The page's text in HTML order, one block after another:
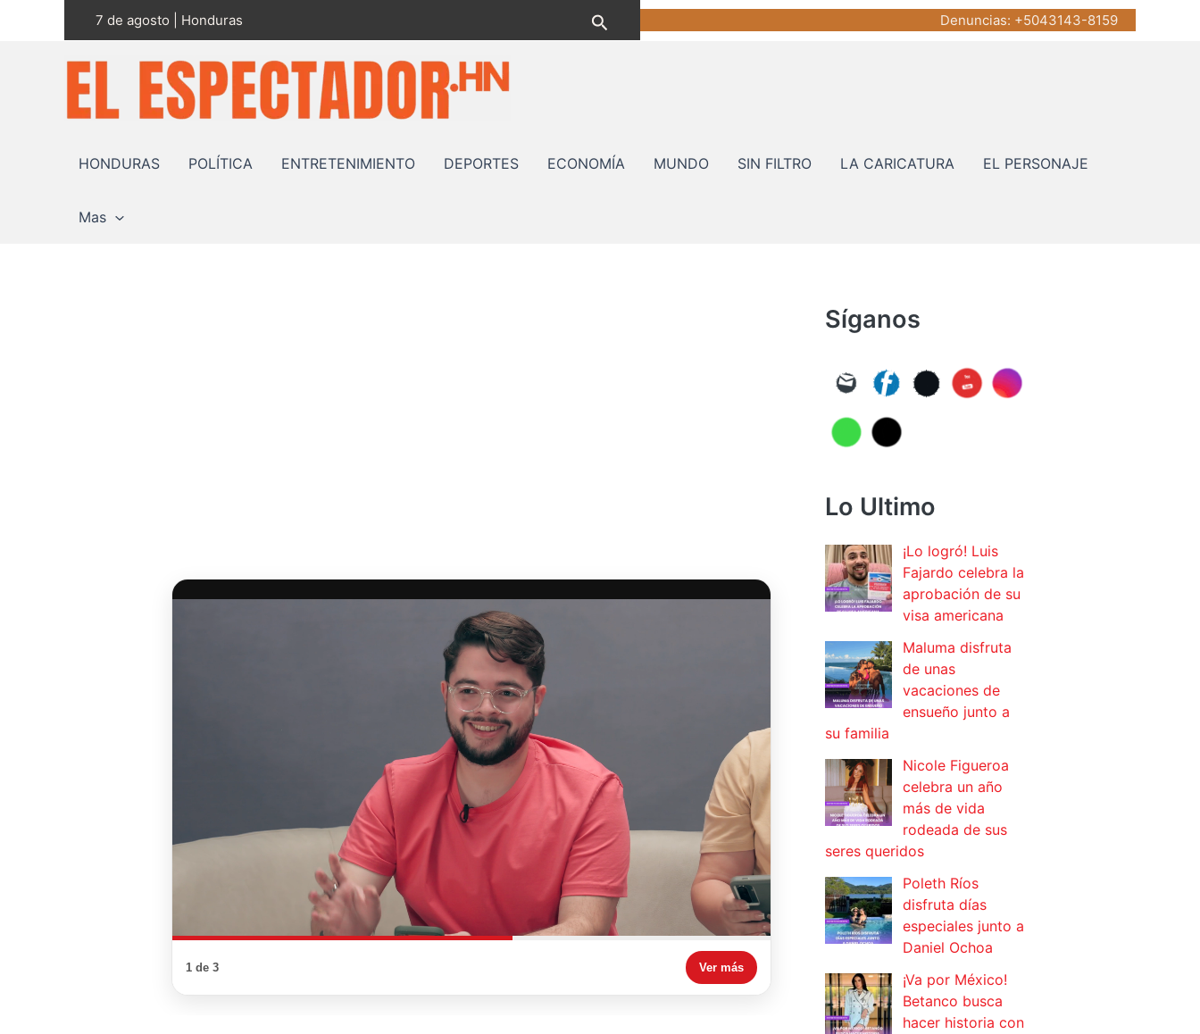
7 de agosto | Honduras Buscar Denuncias: +5043143-8159
HONDURAS POLÍTICA ENTRETENIMIENTO DEPORTES ECONOMÍA MUNDO SIN FILTRO LA CARICATURA EL PERSONAJE
Mas
1 de 3 Ver más
Síganos
Lo Ultimo
¡Lo logró! Luis
Fajardo celebra la
aprobación de su
visa americana
Maluma disfruta
de unas
vacaciones de
ensueño junto a
su familia
Nicole Figueroa
celebra un año
más de vida
rodeada de sus
seres queridos
Poleth Ríos
disfruta días
especiales junto a
Daniel Ochoa
¡Va por México!
Betanco busca
hacer historia con